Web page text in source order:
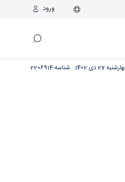
ورود
27 دی 1402 2206914شناسه: